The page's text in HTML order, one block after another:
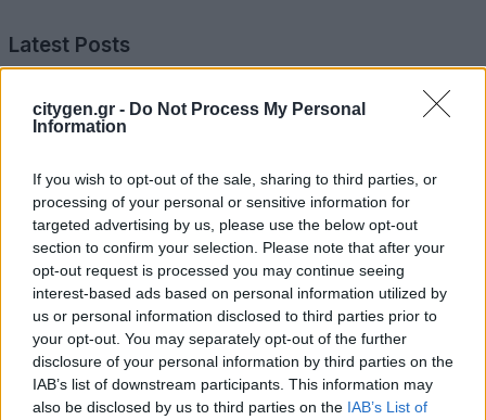
citygen.gr - Do Not Process My Personal
Information
If you wish to opt-out of the sale, sharing to third parties, or
processing of your personal or sensitive information for
targeted advertising by us, please use the below opt-out
section to confirm your selection. Please note that after your
opt-out request is processed you may continue seeing
interest-based ads based on personal information utilized by
us or personal information disclosed to third parties prior to
your opt-out. You may separately opt-out of the further
disclosure of your personal information by third parties on the
IAB’s list of downstream participants. This information may
also be disclosed by us to third parties on the IAB’s List of
Latest Posts
Όμιλος Σαρακάκη: Παραχώρησε το νέο Maxus T60 Max
στην ΕΠΟΜΕΑ Βιλίων
Ν. Χαρδαλιάς: «Με το Παρατηρητήριο Έργων η
Περιφέρεια αποκτά ένα πρωτοποριακό ψηφιακό
εργαλείο λογοδοσίας»
6 Αυγούστου 2026
Δήμος Αθηναίων: 43 σχολικές αυλές γίνονται πιο
πράσινες και πιο δροσερές
5 Αυγούστου 2026